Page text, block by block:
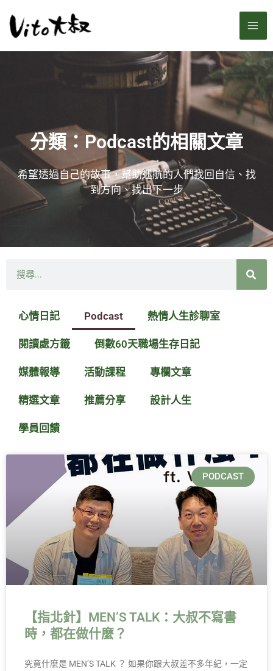
至
要
分類：Podcast的相關文章
希望透過自己的故事，幫助迷航的人們找回自信、找
到方向、找出下一步
心情日記 Podcast 熱情人生診聊室
閱讀處方籤 倒數60天職場生存日記
媒體報導 活動課程 專欄文章
精選文章 推薦分享 設計人生
學員回饋
PODCAST
【指北針】MEN’S TALK：大叔不寫書
時，都在做什麼？
究竟什麼是 MEN’S TALK ？ 如果你跟大叔差不多年紀，一定
頁 頁
面
頁
頁
面